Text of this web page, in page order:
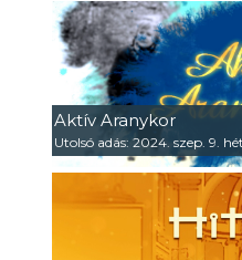
Aktív Aranykor
Utolsó adás: 2024. szep. 9.